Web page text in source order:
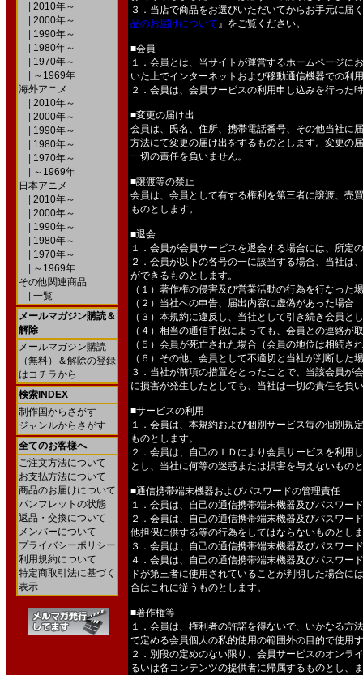
2010年～
2000年～
1990年～
1980年～
1970年～
～1969年
海外アニメ
2010年～
2000年～
1990年～
1980年～
1970年～
～1969年
日本アニメ
2010年～
2000年～
1990年～
1980年～
1970年～
～1969年
その他関連商品
一覧
メールマガジン購読＆
解除
メールマガジン購読
（無料）＆解除の登録
はコチラから
検索INDEX
制作国からさがす
ジャンルからさがす
全てのお客様へ
ご注文方法について
お支払方法について
商品のお届けについて
パンフレットの状態
返品・交換について
メンバーについて
プライバシーポリシー
利用規約について
特定商取引法に基づく
表示
３．当店で商品をお選びいただいてからお手元に届
品のお届けについて』をご覧ください。
■会員
１．会員とは、当サイトが運営するホームページに
いた上でインターネットおよび移動通信機器での利
２．会員は、会員サービスの利用申し込みを行った
■変更の届け出
会員は、氏名、住所、携帯電話番号、その他当社に
方法にて変更の届け出をするものとします。変更の
一切の責任を負いません。
■譲渡等の禁止
会員は、会員として有する権利を第三者に譲渡、売
ものとします。
■退会
１．会員が会員サービスを退会する場合には、所定
２．会員が以下の各号の一に該当する場合、当社は
ができるものとします。
（１）著作権の侵害及び営業活動の行為を行なった
（２）当社への申告、届出内容に虚偽があった場合
（３）本規約に違反し、当社として引き続き会員と
（４）相当の通信手段によっても、会員との連絡が
（５）会員が死亡された場合（会員の地位は相続さ
（６）その他、会員として不適切と当社が判断した
３．当社が前項の措置をとったことで、当該会員が
に損害が発生したとしても、当社は一切の責任を負
■サービスの利用
１．会員は、本規約および個別サービス毎の個別規
ものとします。
２．会員は、自己のＩＤにより会員サービスを利用
とし、当社に何等の迷惑または損害を与えないもの
■通信携帯端末機器およびパスワードの管理責任
１．会員は、自己の通信携帯端末機器及びパスワー
２．会員は、自己の通信携帯端末機器及びパスワー
他担保に供する等の行為をしてはならないものとし
３．会員は、自己の通信携帯端末機器及びパスワー
４．会員は、自己の通信携帯端末機器及びパスワー
ドが第三者に使用されていることが判明した場合に
合はこれに従うものとします。
■著作権等
１．会員は、権利者の許諾を得ないで、いかなる方
で定める会員個人の私的使用の範囲外の目的で使用
２．別段の定めのない限り、会員サービスのオンラ
るいは各コンテンツの提供者に帰属するものとし、